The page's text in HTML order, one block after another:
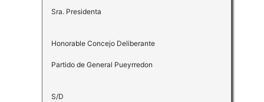
Sra. Presidenta
Honorable Concejo Deliberante
Partido de General Pueyrredon
S/D